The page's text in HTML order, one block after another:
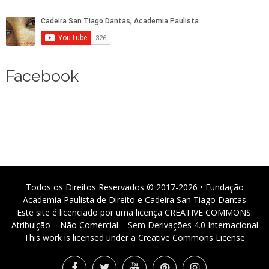
Facebook
Todos os Direitos Reservados © 2017-2026 • Fundação
Academia Paulista de Direito e Cadeira San Tiago Dantas
Este site é licenciado por uma licença CREATIVE COMMONS:
Atribuição – Não Comercial – Sem Derivações 4.0 Internacional
This work is licensed under a Creative Commons License